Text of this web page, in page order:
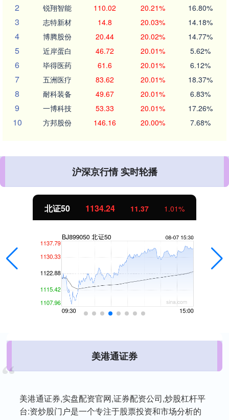
2 锐翔智能 110.02 20.21% 16.80%
3 志特新材 14.8 20.03% 14.18%
4 博腾股份 20.44 20.02% 14.77%
5 近岸蛋白 46.72 20.01% 5.62%
6 毕得医药 61.6 20.01% 6.12%
7 五洲医疗 83.62 20.01% 18.37%
8 耐科装备 49.67 20.01% 6.83%
9 一博科技 53.33 20.01% 17.26%
10 方邦股份 146.16 20.00% 7.68%
沪深京行情 实时轮播
北证50 1134.24 11.37 1.01%
美港通证券
美港通证券,实盘配资官网,证券配资公司,炒股杠杆平
台:资炒股门户是一个专注于股票投资和市场分析的